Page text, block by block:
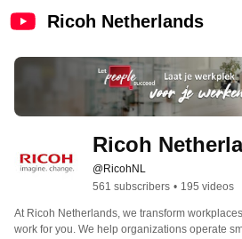
Ricoh Netherlands
Ricoh
@RicohNL
561 subscribers • 195 videos
At Ricoh Netherlands, we transform
work for you. We help organizations operate